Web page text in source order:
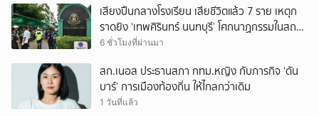
เสียงปืนกลางโรงเรียน เสียชีวิตแล้ว 7 ราย เหตุก
ราดยิง ‘เทพศิรินทร์ นนทบุรี’ โศกนาฏกรรมในสถาน
ศึกษา ครั้งที่ 2 ในรอบปี
6 ชั่วโมงที่ผ่านมา
สก.เนอส ประธานสภา กทม.หญิง กับภารกิจ ‘ดัน
บาร์’ การเมืองท้องถิ่น ให้ไกลกว่าเดิม
1 วันที่แล้ว